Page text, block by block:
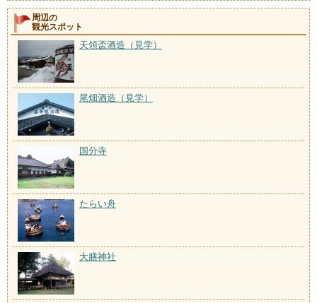
周辺の
観光スポット
天領盃酒造（見学）
尾畑酒造（見学）
国分寺
たらい舟
大膳神社